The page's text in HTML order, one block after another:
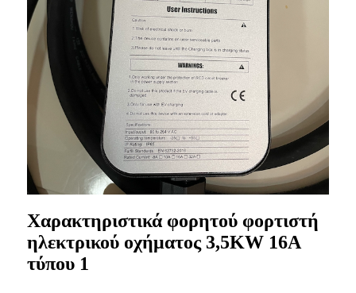
Χαρακτηριστικά φορητού φορτιστή
ηλεκτρικού οχήματος 3,5KW 16A
τύπου 1